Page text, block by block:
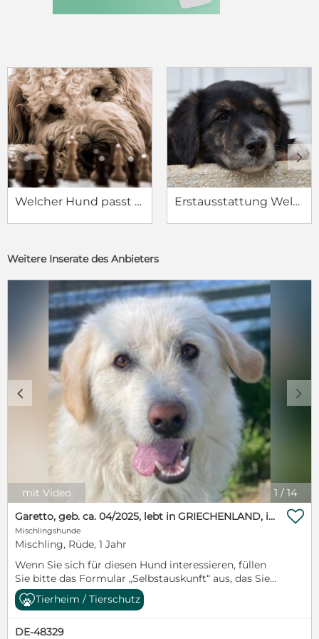
Welcher Hund passt zu mir? Erstausstattung Welpe
c d
Weitere Inserate des Anbieters
1 / 14
c d
mit Video
Garetto, geb. ca. 04/2025, lebt in GRIECHENLAND, im städt. Tierheim Serres
Mischlingshunde
Mischling, Rüde, 1 Jahr
Wenn Sie sich für diesen Hund interessieren, füllen
Sie bitte das Formular „Selbstauskunft“ aus, das Sie
auf unserer Homepage (www.hundegarten-
serres.de) finden können. Vielen Dank für Ihr
Verständnis! Garetto, geb. ca. 04/2025, lebt in
GRIECHENLAND, im städt. Tierheim Serres Wie so

Tierheim / Tierschutz
DE-48329